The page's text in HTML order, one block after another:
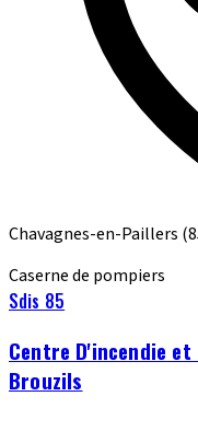
Chavagnes-en-Paillers
Caserne de pompiers
Sdis 85
Centre D'incendie
Brouzils